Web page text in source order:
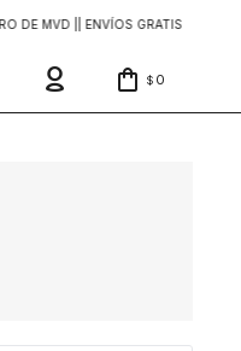
DE MVD | | ENVÍOS GRATIS
$ 0